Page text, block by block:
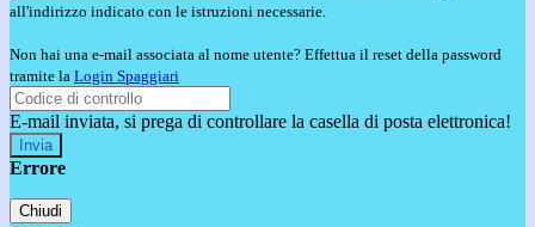
all'indirizzo indicato con le istruzioni necessarie.
Non hai una e-mail associata al nome utente? Effettua il reset della password
tramite la Login Spaggiari
E-mail inviata, si prega di controllare la casella di posta elettronica!
Errore
Chiudi